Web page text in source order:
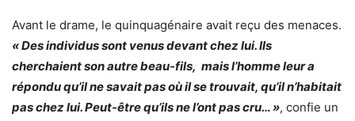
Avant le drame, le quinquagénaire avait reçu des menaces.
« Des individus sont venus devant chez lui. Ils
cherchaient son autre beau-fils, mais l’homme leur a
répondu qu’il ne savait pas où il se trouvait, qu’il n’habitait
pas chez lui. Peut-être qu’ils ne l’ont pas cru… », confie un